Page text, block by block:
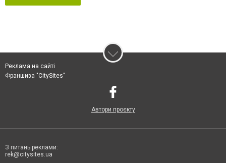
Реклама на сайті
Франшиза "CitySites"
Автори проєкту
З питань реклами:
rek@citysites.ua